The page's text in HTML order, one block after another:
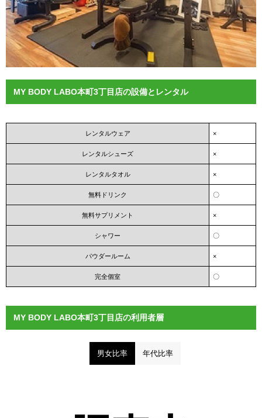
MY BODY LABO本町3丁目店の設備とレンタル
レンタルウェア ×
レンタルシューズ ×
レンタルタオル ×
無料ドリンク 〇
無料サプリメント ×
シャワー 〇
パウダールーム ×
完全個室 〇
MY BODY LABO本町3丁目店の利用者層
男女比率 年代比率